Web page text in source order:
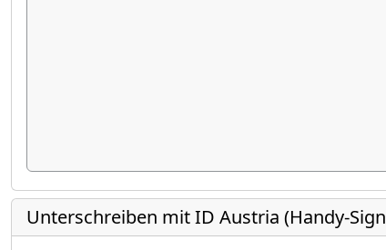
Unterschreiben mit ID Austria (Handy-